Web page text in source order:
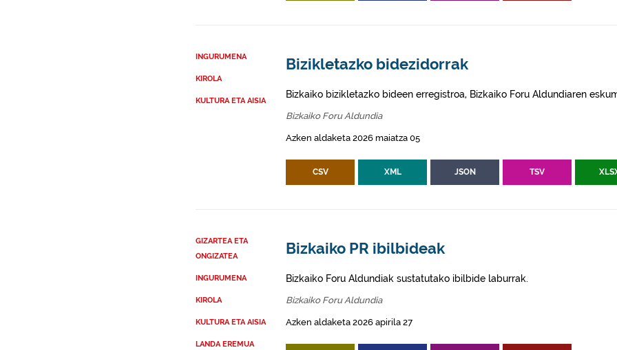
INGURUMENA
KIROLA
KULTURA ETA AISIA
Bizikletazko bidezidorrak
Bizkaiko bizikletazko bideen erregistroa, Bizkaiko Foru Aldundiaren
Bizkaiko Foru Aldundia
Azken aldaketa 2026 maiatza 05
CSV XML JSON TSV
GIZARTEA ETA
ONGIZATEA
INGURUMENA
KIROLA
KULTURA ETA AISIA
LANDA EREMUA
Bizkaiko PR ibilbideak
Bizkaiko Foru Aldundiak sustatutako ibilbide laburrak.
Bizkaiko Foru Aldundia
Azken aldaketa 2026 apirila 27